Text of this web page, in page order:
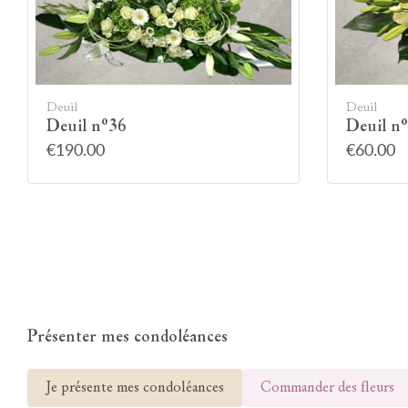
Deuil
Deuil n°36
€190.00
Deuil
Deuil
€60.00
Présenter mes condoléances
Je présente mes condoléances Commander des fleurs